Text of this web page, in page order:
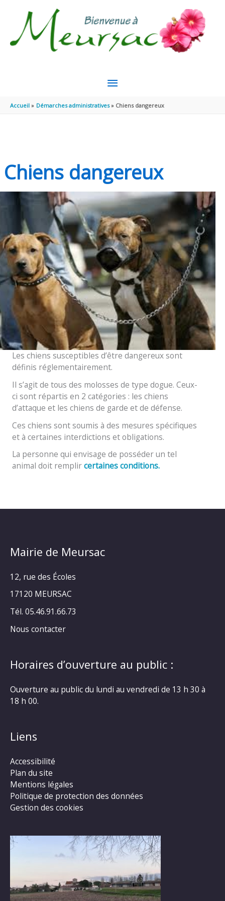
MENU
PRINCIPAL
Accueil Démarches administratives Chiens dangereux
Chiens dangereux
Les chiens susceptibles d’être dangereux sont
définis réglementairement.
Il s’agit de tous des molosses de type dogue. Ceux-
ci sont répartis en 2 catégories : les chiens
d’attaque et les chiens de garde et de défense.
Ces chiens sont soumis à des mesures spécifiques
et à certaines interdictions et obligations.
La personne qui envisage de posséder un tel
animal doit remplircertaines conditions.
Mairie de Meursac
12, rue des Écoles
17120 MEURSAC
Tél. 05.46.91.66.73
Nous contacter
Horaires d’ouverture au public :
Ouverture au public du lundi au vendredi de 13 h 30 à
18 h 00.
Liens
Accessibilité
Plan du site
Mentions légales
Politique de protection des données
Gestion des cookies